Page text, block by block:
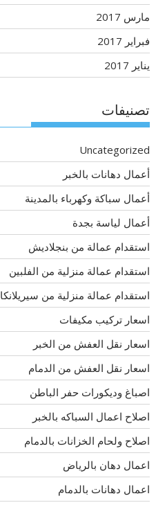
مارس 2017
فبراير 2017
يناير 2017
تصنيفات
Uncategorized
أعمال دهانات بالخبر
أعمال سباكة وكهرباء بالمدينة
أعمال لياسة بجدة
استقدام عمالة من بنجلاديش
استقدام عمالة منزلية من الفلبين
استقدام عمالة منزلية من سيريلانكا
اسعار تركيب مكيفات
اسعار نقل العفش من الخبر
اسعار نقل العفش من الدمام
اصباغ وديكورات حفر الباطن
اصلاح اعمال السباكه بالخبر
اصلاح ولحام الخزانات بالدمام
اعمال دهان بالرياض
اعمال دهانات بالدمام